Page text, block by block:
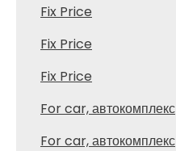
Fix Price
Fix Price
Fix Price
For car, автокомплекс
For car, автокомплекс